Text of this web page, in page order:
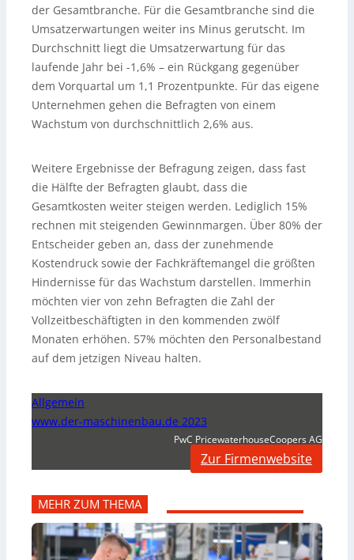
der Gesamtbranche. Für die Gesamtbranche sind die
Umsatzerwartungen weiter ins Minus gerutscht. Im
Durchschnitt liegt die Umsatzerwartung für das
laufende Jahr bei -1,6% – ein Rückgang gegenüber
dem Vorquartal um 1,1 Prozentpunkte. Für das eigene
Unternehmen gehen die Befragten von einem
Wachstum von durchschnittlich 2,6% aus.
Weitere Ergebnisse der Befragung zeigen, dass fast
die Hälfte der Befragten glaubt, dass die
Gesamtkosten weiter steigen werden. Lediglich 15%
rechnen mit steigenden Gewinnmargen. Über 80% der
Entscheider geben an, dass der zunehmende
Kostendruck sowie der Fachkräftemangel die größten
Hindernisse für das Wachstum darstellen. Immerhin
möchten vier von zehn Befragten die Zahl der
Vollzeitbeschäftigten in den kommenden zwölf
Monaten erhöhen. 57% möchten den Personalbestand
auf dem jetzigen Niveau halten.
Allgemein
www.der-maschinenbau.de 2023
PwC PricewaterhouseCoopers AG
Zur Firmenwebsite
MEHR ZUM THEMA